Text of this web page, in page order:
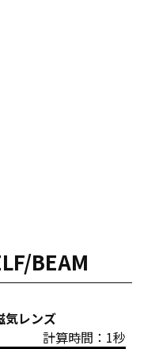
BEAM
気レンズ
計算時間：1秒